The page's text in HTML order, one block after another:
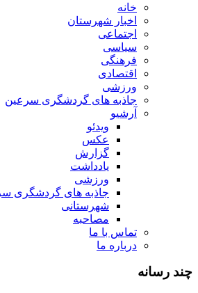
خانه
اخبار شهرستان
اجتماعی
سیاسی
فرهنگی
اقتصادی
ورزشی
جاذبه های گردشگری سرعین
آرشیو
ویدئو
عکس
گزارش
یادداشت
ورزشی
جاذبه های گردشگری
شهرستانی
مصاحبه
تماس با ما
درباره ما
چند رسانه